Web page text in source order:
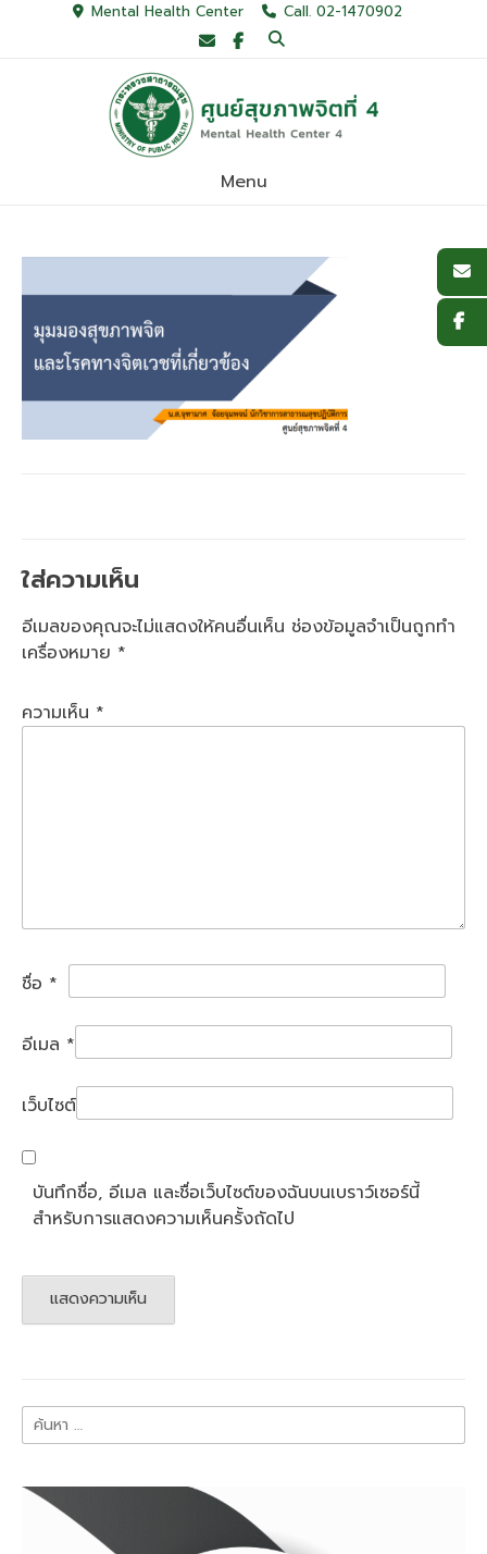
Mental Health Center Call. 02-1470902
Menu
ใส่ความเห็น
อีเมลของคุณจะไม่แสดงให้คนอื่นเห็น ช่องข้อมูลจำเป็นถูกทำ
เครื่องหมาย *
ความเห็น *
ชื่อ *
อีเมล *
เว็บไซต์
บันทึกชื่อ, อีเมล และชื่อเว็บไซต์ของฉันบนเบราว์เซอร์นี้
สำหรับการแสดงความเห็นครั้งถัดไป
ค้นหา
สำหรับ: